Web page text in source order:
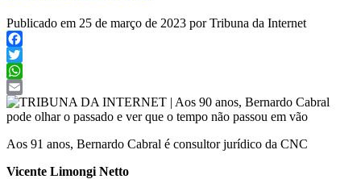
Publicado em 25 de março de 2023 por Tribuna da Internet
Facebook
Twitter
WhatsApp
Email
Aos 91 anos, Bernardo Cabral é consultor jurídico da CNC
Vicente Limongi Netto